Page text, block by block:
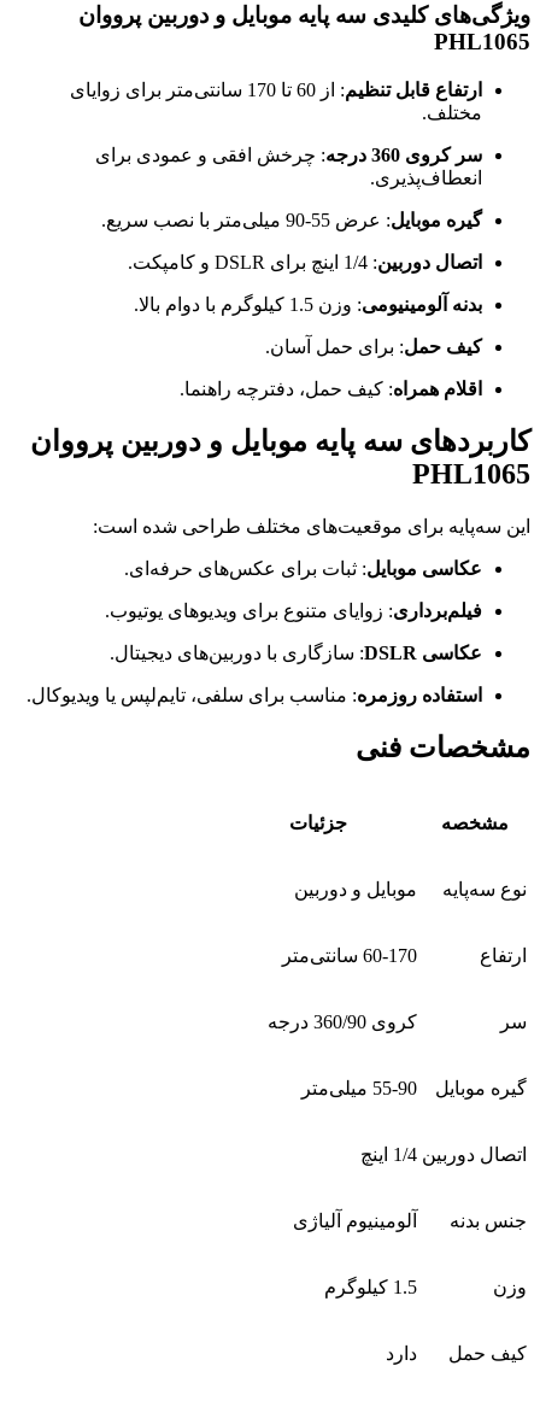
ویژگی‌های کلیدی سه پایه موبایل و دوربین پرووان
PHL1065
ارتفاع قابل تنظیم
: از 60 تا 170 سانتی‌متر برای زوایای
مختلف.
سر کروی 360 درجه
: چرخش افقی و عمودی برای
انعطاف‌پذیری.
گیره موبایل: عرض 55-90 میلی‌متر با نصب سریع.
اتصال دوربین: 1/4 اینچ برای DSLR و کامپکت.
بدنه آلومینیومی: وزن 1.5 کیلوگرم با دوام بالا.
کیف حمل: برای حمل آسان.
اقلام همراه: کیف حمل، دفترچه راهنما.
کاربردهای سه پایه موبایل و دوربین پرووان
PHL1065
این سه‌پایه برای موقعیت‌های مختلف طراحی شده است:
عکاسی موبایل: ثبات برای عکس‌های حرفه‌ای.
فیلم‌برداری: زوایای متنوع برای ویدیوهای یوتیوب.
عکاسی DSLR : سازگاری با دوربین‌های دیجیتال.
استفاده روزمره: مناسب برای سلفی، تایم‌لپس یا ویدیوکال.
مشخصات فنی
مشخصه جزئیات
نوع سه‌پایه موبایل و دوربین
ارتفاع 60-170 سانتی‌متر
سر کروی 360/90 درجه
گیره موبایل 55-90 میلی‌متر
اتصال دوربین 1/4 اینچ
جنس بدنه آلومینیوم آلیاژی
وزن 1.5 کیلوگرم
کیف حمل دارد